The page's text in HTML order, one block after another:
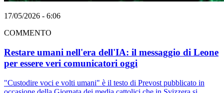
17/05/2026 - 6:06
COMMENTO
Restare umani nell'era dell'IA: il messaggio di Leone
per essere veri comunicatori oggi
"Custodire voci e volti umani" è il testo di Prevost pubblicato in